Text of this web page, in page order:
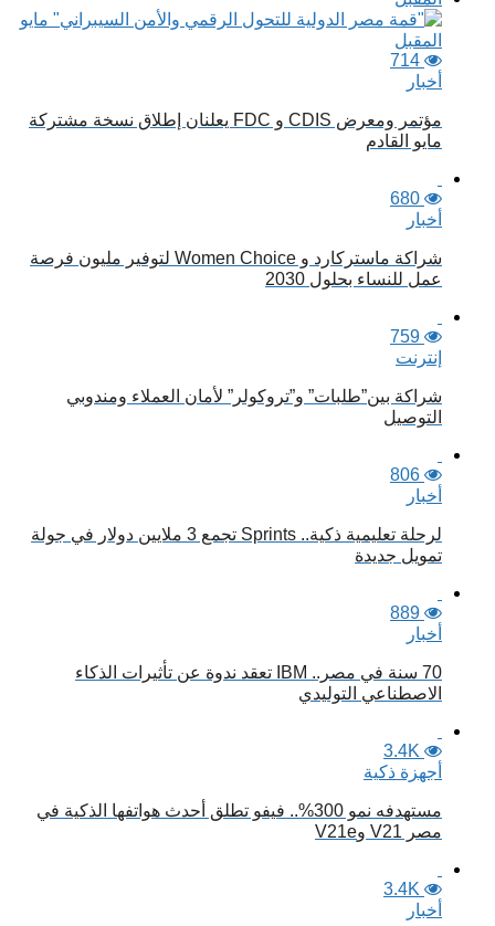
714
أخبار
مؤتمر ومعرض CDIS و FDC يعلنان إطلاق نسخة مشتركة
مايو القادم
680
أخبار
شراكة ماستركارد و Women Choice لتوفير مليون فرصة
عمل للنساء بحلول 2030
759
إنترنت
شراكة بين”طلبات” و”تروكولر” لأمان العملاء ومندوبي
التوصيل
806
أخبار
لرحلة تعليمية ذكية.. Sprints تجمع 3 ملايين دولار في جولة
تمويل جديدة
889
أخبار
70 سنة في مصر.. IBM تعقد ندوة عن تأثيرات الذكاء
الاصطناعي التوليدي
3.4K
أجهزة ذكية
مستهدفه نمو 300%.. فيفو تطلق أحدث هواتفها الذكية في
مصر V21 وV21e
3.4K
أخبار